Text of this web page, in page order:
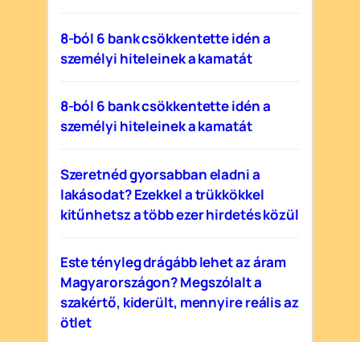
8-ból 6 bank csökkentette idén a
személyi hiteleinek a kamatát
8-ból 6 bank csökkentette idén a
személyi hiteleinek a kamatát
Szeretnéd gyorsabban eladni a
lakásodat? Ezekkel a trükkökkel
kitűnhetsz a több ezer hirdetés közül
Este tényleg drágább lehet az áram
Magyarországon? Megszólalt a
szakértő, kiderült, mennyire reális az
ötlet